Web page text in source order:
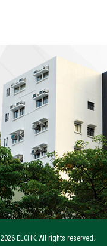
2026 ELCHK. All rights reserved.